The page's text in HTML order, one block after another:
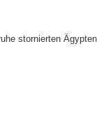
stornierten